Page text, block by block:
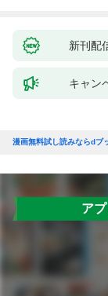
新刊配
キャン
漫画無料試し読みならdブ
ア